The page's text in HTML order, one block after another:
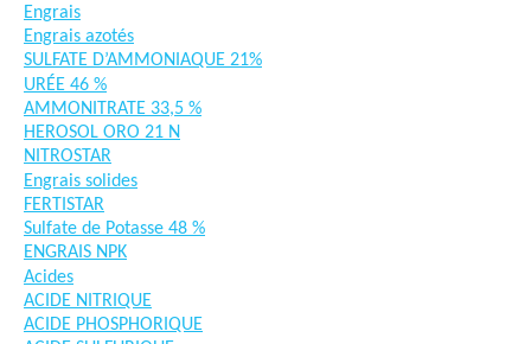
Engrais
Engrais azotés
SULFATE D’AMMONIAQUE 21%
URÉE 46 %
AMMONITRATE 33,5 %
HEROSOL ORO 21 N
NITROSTAR
Engrais solides
FERTISTAR
Sulfate de Potasse 48 %
ENGRAIS NPK
Acides
ACIDE NITRIQUE
ACIDE PHOSPHORIQUE